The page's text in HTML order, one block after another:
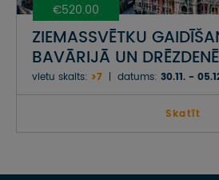
€520.00
ZIEMASSVĒTKU
BAVĀRIJĀ UN DRĒZDENĒ
vietu skaits: >7 datums: 30.11. -
Skatīt